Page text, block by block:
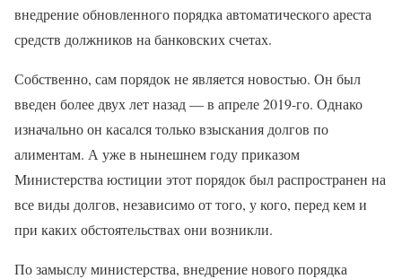
внедрение обновленного порядка автоматического ареста
средств должников на банковских счетах.
Собственно, сам порядок не является новостью. Он был
введен более двух лет назад — в апреле 2019-го. Однако
изначально он касался только взыскания долгов по
алиментам. А уже в нынешнем году приказом
Министерства юстиции этот порядок был распространен на
все виды долгов, независимо от того, у кого, перед кем и
при каких обстоятельствах они возникли.
По замыслу министерства, внедрение нового порядка